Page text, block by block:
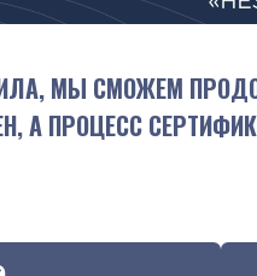
МЫ СМОЖЕМ
А ПРОЦЕСС